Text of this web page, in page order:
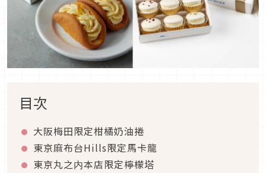
目次
大阪梅田限定柑橘奶油捲
東京麻布台Hills限定馬卡龍
東京丸之内本店限定檸檬塔